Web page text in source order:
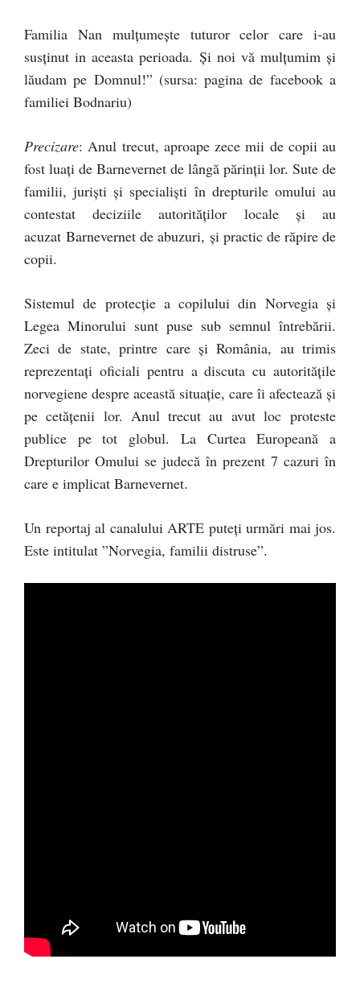
Familia Nan mulțumește tuturor celor care i-au
susținut in aceasta perioada. Și noi vă mulțumim și
lăudam pe Domnul!” (sursa: pagina de facebook a
familiei Bodnariu)
Precizare: Anul trecut, aproape zece mii de copii au
fost luați de Barnevernet de lângă părinții lor. Sute de
familii, juriști și specialiști în drepturile omului au
contestat deciziile autorităților locale și au
acuzat Barnevernet de abuzuri, și practic de răpire de
copii.
Sistemul de protecție a copilului din Norvegia și
Legea Minorului sunt puse sub semnul întrebării.
Zeci de state, printre care și România, au trimis
reprezentați oficiali pentru a discuta cu autoritățile
norvegiene despre această situație, care îi afectează și
pe cetățenii lor. Anul trecut au avut loc proteste
publice pe tot globul. La Curtea Europeană a
Drepturilor Omului se judecă în prezent 7 cazuri în
care e implicat Barnevernet.
Un reportaj al canalului ARTE puteți urmări mai jos.
Este intitulat ”Norvegia, familii distruse”.